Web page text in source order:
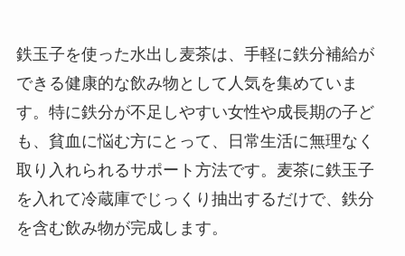
鉄玉子を使った水出し麦茶は、手軽に鉄分補給が
できる健康的な飲み物として人気を集めていま
す。特に鉄分が不足しやすい女性や成長期の子ど
も、貧血に悩む方にとって、日常生活に無理なく
取り入れられるサポート方法です。麦茶に鉄玉子
を入れて冷蔵庫でじっくり抽出するだけで、鉄分
を含む飲み物が完成します。